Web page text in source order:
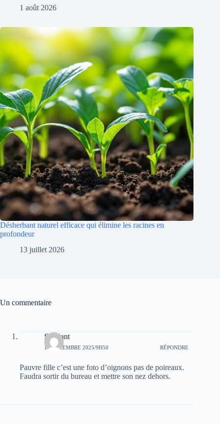
1 août 2026
Désherbant naturel efficace qui élimine les racines en
profondeur
13 juillet 2026
Un commentaire
Soudant
12 DÉCEMBRE 2025/9H50 RÉPONDRE
Pauvre fille c’est une foto d’oignons pas de poireaux.
Faudra sortir du bureau et mettre son nez dehors.